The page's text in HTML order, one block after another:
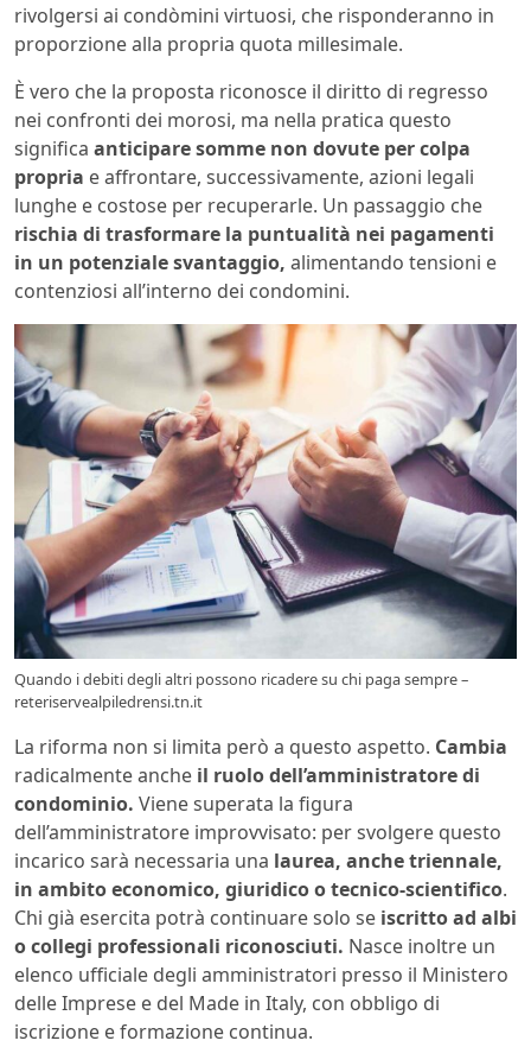
rivolgersi ai condòmini virtuosi, che risponderanno in
proporzione alla propria quota millesimale.
È vero che la proposta riconosce il diritto di regresso
nei confronti dei morosi, ma nella pratica questo
significa anticipare somme non dovute per colpa
propria e affrontare, successivamente, azioni legali
lunghe e costose per recuperarle. Un passaggio che
rischia di trasformare la puntualità nei pagamenti
in un potenziale svantaggio, alimentando tensioni e
contenziosi all’interno dei condomini.
Quando i debiti degli altri possono ricadere su chi paga sempre –
reteriservealpiledrensi.tn.it
La riforma non si limita però a questo aspetto. Cambia
radicalmente anche il ruolo dell’amministratore di
condominio. Viene superata la figura
dell’amministratore improvvisato: per svolgere questo
incarico sarà necessaria una laurea, anche triennale,
in ambito economico, giuridico o tecnico-scientifico.
Chi già esercita potrà continuare solo se iscritto ad albi
o collegi professionali riconosciuti. Nasce inoltre un
elenco ufficiale degli amministratori presso il Ministero
delle Imprese e del Made in Italy, con obbligo di
iscrizione e formazione continua.